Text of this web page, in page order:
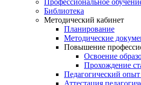
Профессиональное
Библиотека
Методический кабинет
Планирование
Методические
Повышение
Освоение
Прохождение
Педагогический
Аттестация